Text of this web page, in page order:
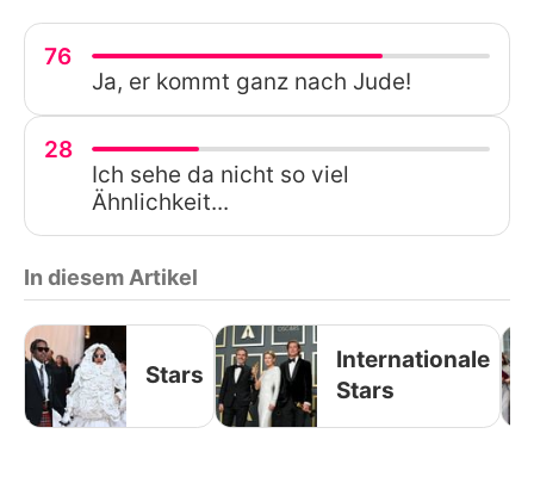
76
Ja, er kommt ganz nach Jude!
28
Ich sehe da nicht so viel
Ähnlichkeit...
In diesem Artikel
Stars
Internationale
Stars